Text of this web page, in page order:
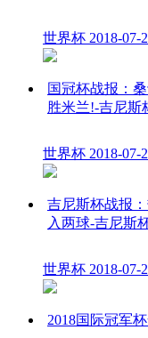
世界杯 2018-07-
国冠杯战报：
胜米兰!-吉尼斯
世界杯 2018-07-
吉尼斯杯战报
入两球-吉尼斯
世界杯 2018-07-
2018国际冠军